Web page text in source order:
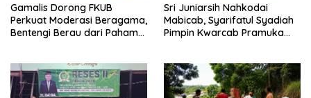
Gamalis Dorong FKUB
Perkuat Moderasi Beragama,
Bentengi Berau dari Paham
Sri Juniarsih Nahkodai
Mabicab, Syarifatul Syadiah
Pimpin Kwarcab Pramuka